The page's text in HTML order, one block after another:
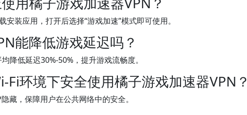
装应用，打开后选择“游戏加速”模式即可使用。
能降低游戏延迟吗？
降低延迟30%-50%，提升游戏流畅度。
Fi环境下安全使用橘子游戏加速器VPN？
藏，保障用户在公共网络中的安全。